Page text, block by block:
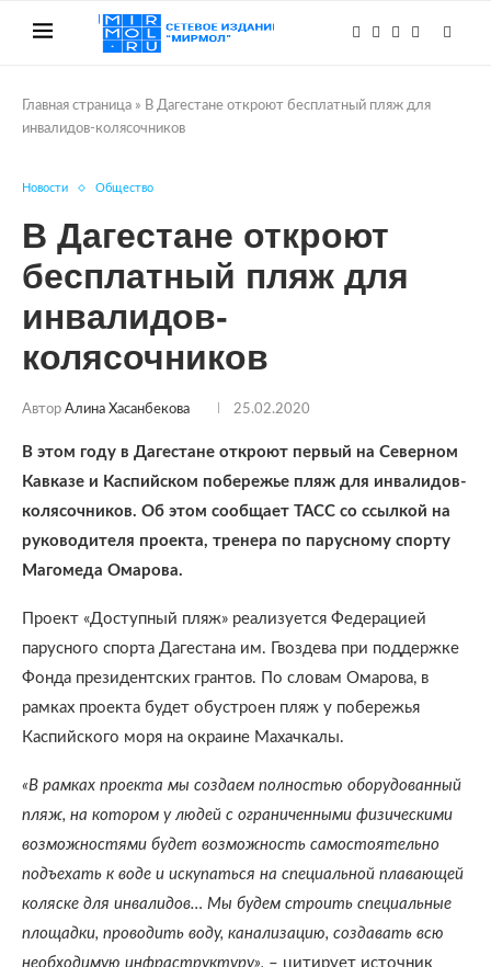
Главная страница » В Дагестане откроют бесплатный пляж для
инвалидов-колясочников
Новости Общество
В Дагестане откроют
бесплатный пляж для
инвалидов-
колясочников
Автор Алина Хасанбекова 25.02.2020
В этом году в Дагестане откроют первый на Северном
Кавказе и Каспийском побережье пляж для инвалидов-
колясочников. Об этом сообщает ТАСС со ссылкой на
руководителя проекта, тренера по парусному спорту
Магомеда Омарова.
Проект «Доступный пляж» реализуется Федерацией
парусного спорта Дагестана им. Гвоздева при поддержке
Фонда президентских грантов. По словам Омарова, в
рамках проекта будет обустроен пляж у побережья
Каспийского моря на окраине Махачкалы.
«В рамках проекта мы создаем полностью оборудованный
пляж, на котором у людей с ограниченными физическими
возможностями будет возможность самостоятельно
подъехать к воде и искупаться на специальной плавающей
коляске для инвалидов… Мы будем строить специальные
площадки, проводить воду, канализацию, создавать всю
необходимую инфраструктуру», – цитирует источник